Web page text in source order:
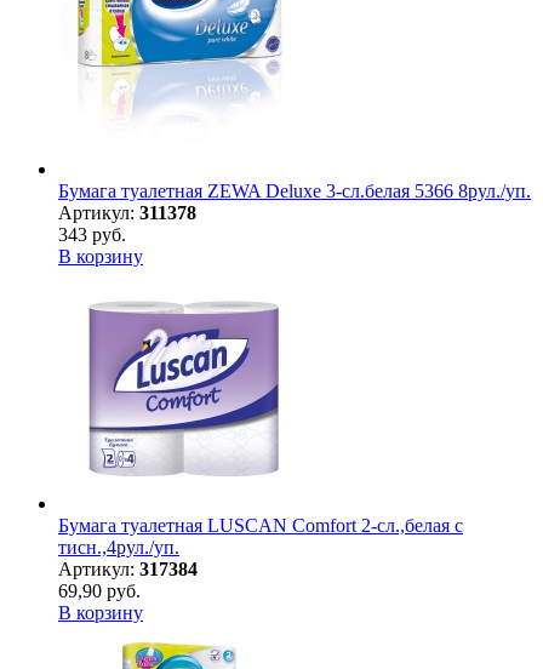
Бумага туалетная ZEWA Deluxe 3-сл.белая 5366 8рул./уп.
Артикул: 311378
343 руб.
В корзину
Бумага туалетная LUSCAN Comfort 2-сл.,белая с
тисн.,4рул./уп.
Артикул: 317384
69,90 руб.
В корзину